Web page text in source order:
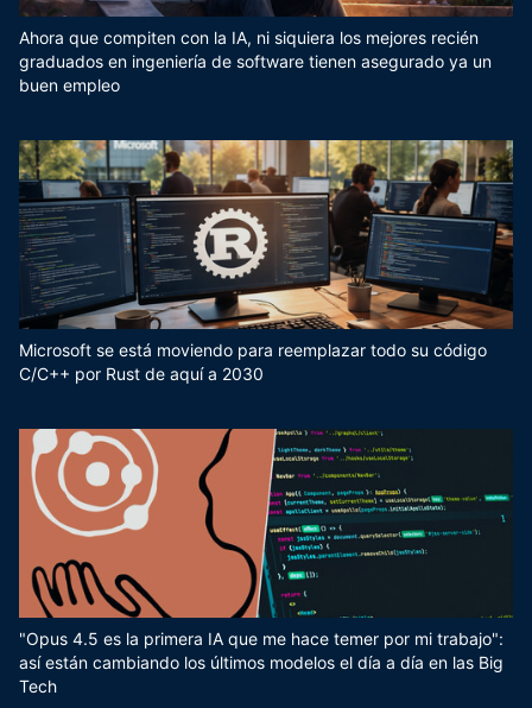
Ahora que compiten con la IA, ni siquiera los mejores recién
graduados en ingeniería de software tienen asegurado ya un
buen empleo
Microsoft se está moviendo para reemplazar todo su código
C/C++ por Rust de aquí a 2030
"Opus 4.5 es la primera IA que me hace temer por mi trabajo":
así están cambiando los últimos modelos el día a día en las Big
Tech